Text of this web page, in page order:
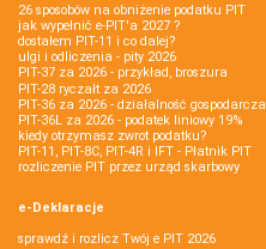
26 sposobów na obniżenie podatku PIT
jak wypełnić e-PIT'a 2027 ?
dostałem PIT-11 i co dalej?
ulgi i odliczenia - pity 2026
PIT-37 za 2026 - przykład, broszura
PIT-28 ryczałt za 2026
PIT-36 za 2026 - działalność gospodarcza
PIT-36L za 2026 - podatek liniowy 19%
kiedy otrzymasz zwrot podatku?
PIT-11, PIT-8C, PIT-4R i IFT - Płatnik PIT
rozliczenie PIT przez urząd skarbowy
e-Deklaracje
sprawdź i rozlicz Twój e PIT 2026